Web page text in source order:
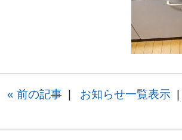
« 前の記事 | お知らせ一覧表示